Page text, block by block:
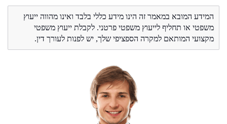
המידע המובא במאמר זה הינו מידע כללי בלבד ואינו מהווה ייעוץ
משפטי או תחליף לייעוץ משפטי פרטני. לקבלת ייעוץ משפטי
מקצועי המותאם למקרה הספציפי שלך, יש לפנות לעורך דין.